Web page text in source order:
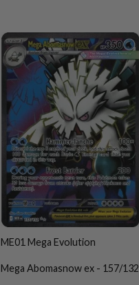
ME01 Mega Evolution
Mega Abomasnow ex - 157/132